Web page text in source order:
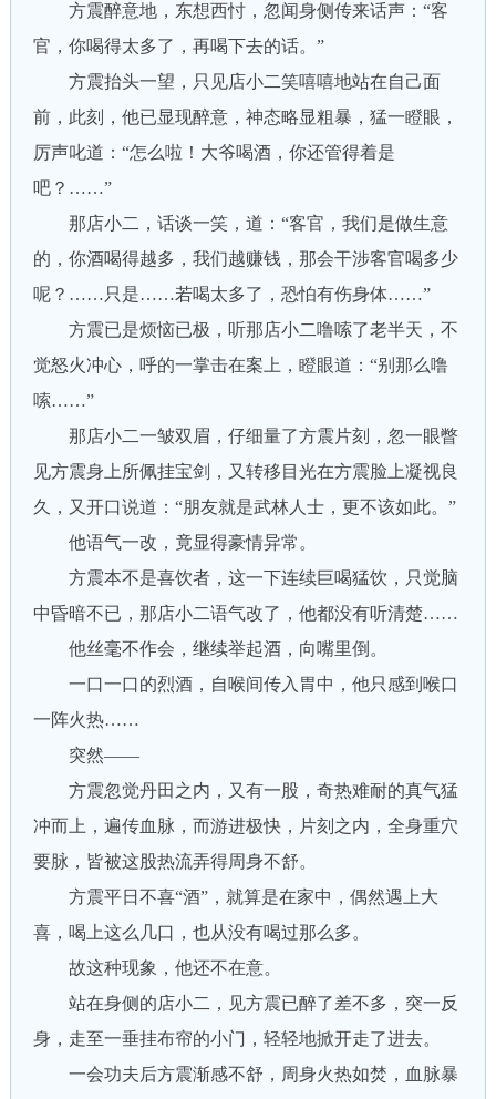
方震醉意地，东想西忖，忽闻身侧传来话声：“客
官，你喝得太多了，再喝下去的话。”
方震抬头一望，只见店小二笑嘻嘻地站在自己面
前，此刻，他已显现醉意，神态略显粗暴，猛一瞪眼，
厉声叱道：“怎么啦！大爷喝酒，你还管得着是
吧？……”
那店小二，话谈一笑，道：“客官，我们是做生意
的，你酒喝得越多，我们越赚钱，那会干涉客官喝多少
呢？……只是……若喝太多了，恐怕有伤身体……”
方震已是烦恼已极，听那店小二噜嗦了老半天，不
觉怒火冲心，呼的一掌击在案上，瞪眼道：“别那么噜
嗦……”
那店小二一皱双眉，仔细量了方震片刻，忽一眼瞥
见方震身上所佩挂宝剑，又转移目光在方震脸上凝视良
久，又开口说道：“朋友就是武林人士，更不该如此。”
他语气一改，竟显得豪情异常。
方震本不是喜饮者，这一下连续巨喝猛饮，只觉脑
中昏暗不已，那店小二语气改了，他都没有听清楚……
他丝毫不作会，继续举起酒，向嘴里倒。
一口一口的烈酒，自喉间传入胃中，他只感到喉口
一阵火热……
突然——
方震忽觉丹田之内，又有一股，奇热难耐的真气猛
冲而上，遍传血脉，而游进极快，片刻之内，全身重穴
要脉，皆被这股热流弄得周身不舒。
方震平日不喜“酒”，就算是在家中，偶然遇上大
喜，喝上这么几口，也从没有喝过那么多。
故这种现象，他还不在意。
站在身侧的店小二，见方震已醉了差不多，突一反
身，走至一垂挂布帘的小门，轻轻地掀开走了进去。
一会功夫后方震渐感不舒，周身火热如焚，血脉暴